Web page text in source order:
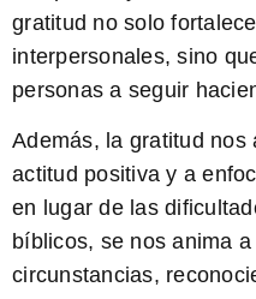
gratitud no solo
interpersonales, sino
personas a seguir
Además, la gratitud nos
actitud positiva y a
en lugar de las
bíblicos, se nos anima
circunstancias,